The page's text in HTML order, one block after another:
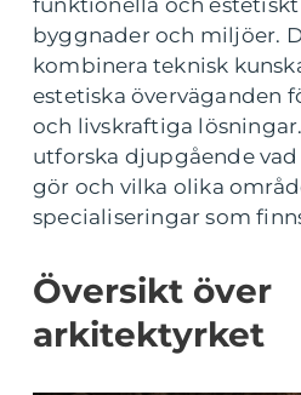
funktionella och
byggnader och miljöer.
kombinera teknisk
estetiska överväganden
och livskraftiga
utforska djupgående
gör och vilka olika
specialiseringar som
Översikt över
arkitektyrket